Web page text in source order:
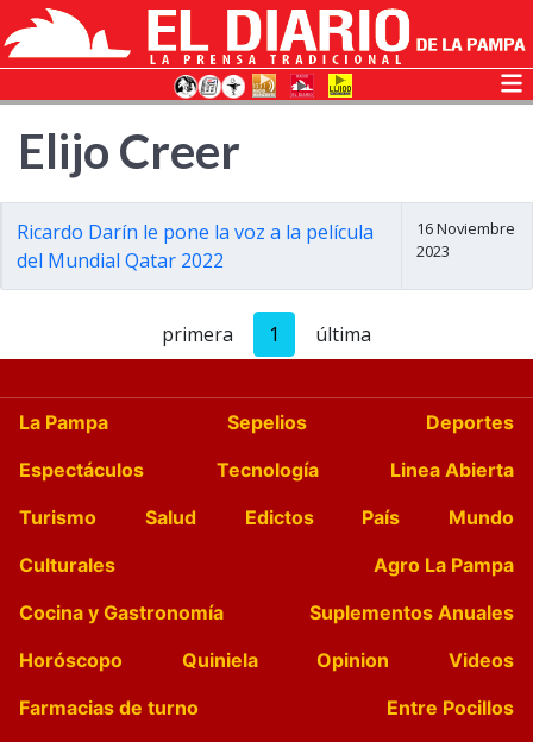
Elijo Creer
Ricardo Darín le pone la voz a la película
del Mundial Qatar 2022
16 Noviembre
2023
primera 1 última
La Pampa Sepelios
Deportes
Espectáculos
Tecnología
Linea Abierta
Turismo
Salud Edictos País
Mundo
Culturales
Agro La Pampa
Cocina y Gastronomía
Suplementos Anuales
Horóscopo
Quiniela Opinion
Videos
Farmacias de turno
Entre Pocillos